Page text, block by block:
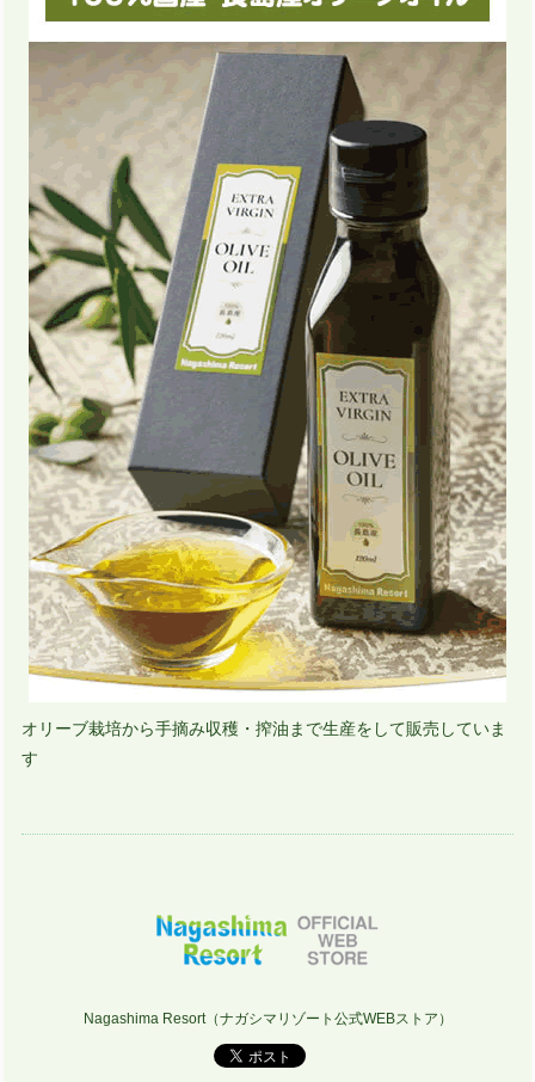
オリーブ栽培から手摘み収穫・搾油まで生産をして販売していま
す
Nagashima Resort（ナガシマリゾート公式WEBストア）